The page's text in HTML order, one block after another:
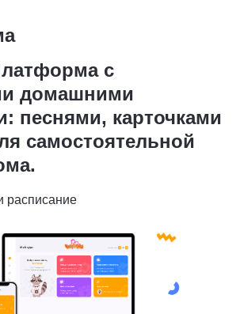
с
домашними
песнями, карточками
самостоятельной
расписание